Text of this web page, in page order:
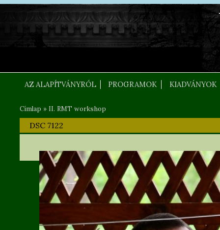
Ugrás a tartalomra
FEJLEC SZOVEG
AZ ALAPÍTVÁNYRÓL PROGRAMOK KIADVÁNYOK
Jelenlegi hely
Címlap » II. RMT workshop
DSC 7122